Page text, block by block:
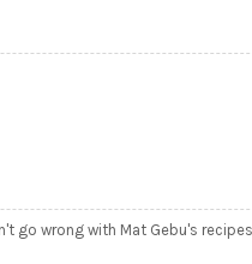
go wrong with Mat Gebu's